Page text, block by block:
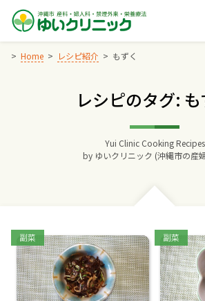
Skip
content
Home レシピ紹介 もずく
レシピのタグ: も
Yui Clinic Cooking Recipes
by ゆいクリニック (沖縄市の産
Categories:
副菜 Categories:
副菜
Home
交通アクセス
診療料金
妊婦健診